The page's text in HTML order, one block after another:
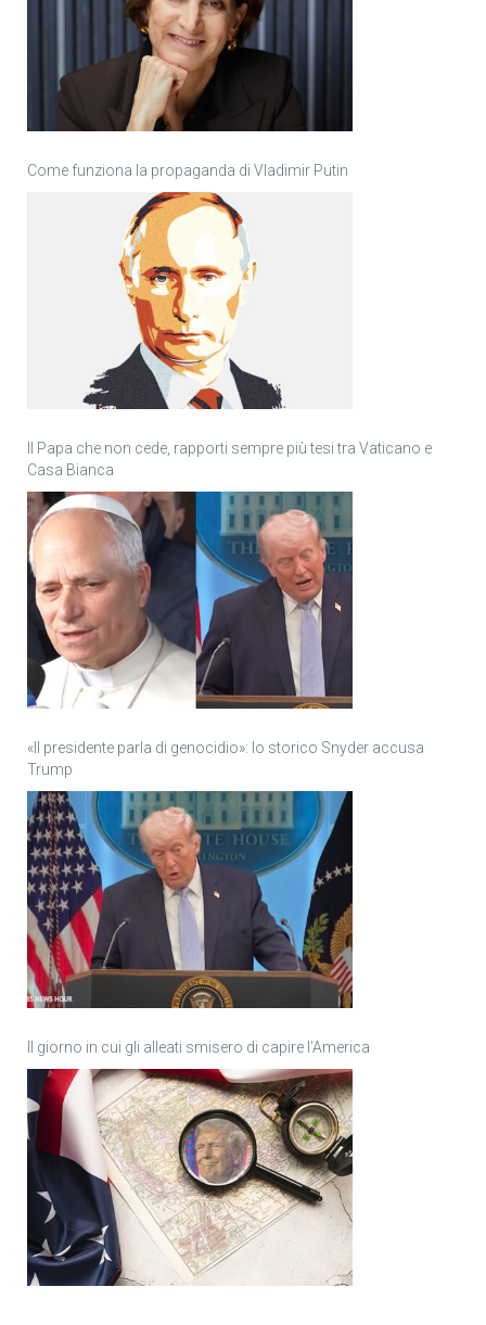
Come funziona la propaganda di Vladimir Putin
Il Papa che non cede, rapporti sempre più tesi tra Vaticano e
Casa Bianca
«Il presidente parla di genocidio»: lo storico Snyder accusa
Trump
Il giorno in cui gli alleati smisero di capire l’America